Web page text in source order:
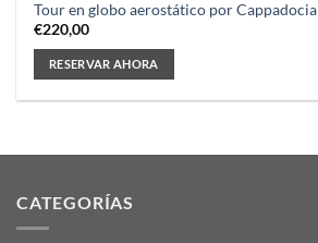
Tour en globo aerostático por Cappadocia
€220,00
RESERVAR AHORA
CATEGORÍAS